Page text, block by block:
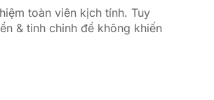
toàn viên kịch tính. Tuy
& tinh chỉnh để không khiến